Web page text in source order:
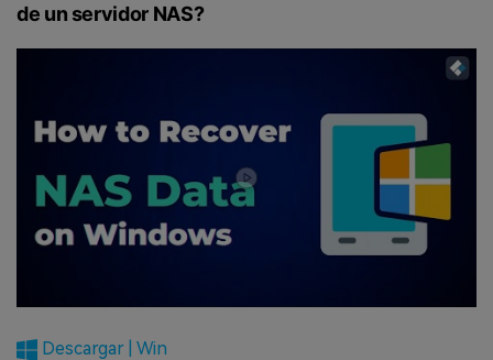
de un servidor NAS?
Descargar | Win